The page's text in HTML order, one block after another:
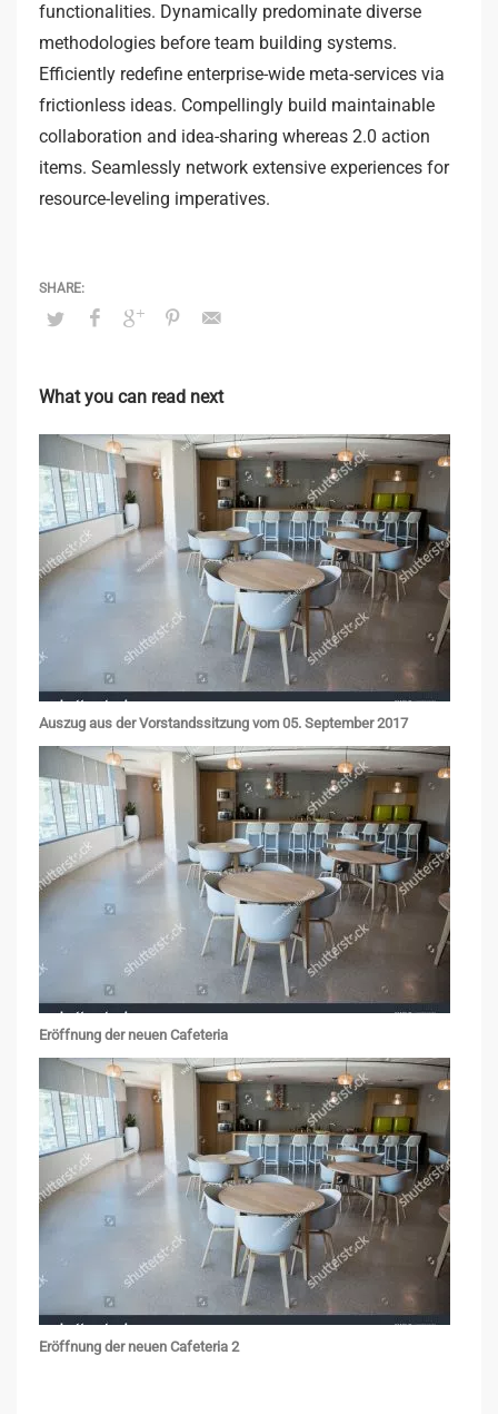
functionalities. Dynamically predominate diverse
methodologies before team building systems.
Efficiently redefine enterprise-wide meta-services via
frictionless ideas. Compellingly build maintainable
collaboration and idea-sharing whereas 2.0 action
items. Seamlessly network extensive experiences for
resource-leveling imperatives.
What you can read next
Auszug aus der Vorstandssitzung vom 05. September 2017
Eröffnung der neuen Cafeteria
Eröffnung der neuen Cafeteria 2